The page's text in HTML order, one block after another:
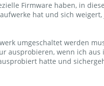
Firmware haben, in
hat und sich
umgeschaltet werden
ausprobieren, wenn ich
hatte und